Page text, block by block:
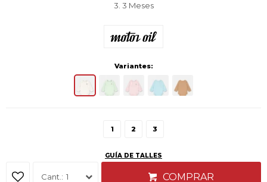
3. 3 Meses
Variantes:
1 2 3
GUÍA DE TALLES
1 COMPRAR